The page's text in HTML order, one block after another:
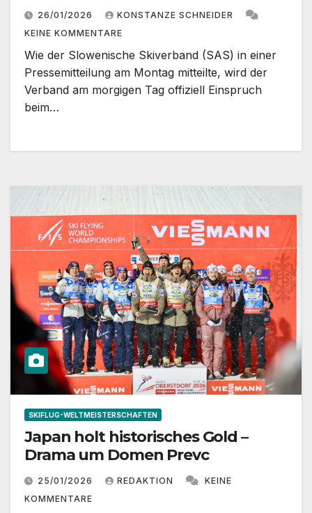
26/01/2026
KONSTANZE SCHNEIDER
KEINE KOMMENTARE
Wie der Slowenische Skiverband (SAS) in einer
Pressemitteilung am Montag mitteilte, wird der
Verband am morgigen Tag offiziell Einspruch
beim…
SKIFLUG-WELTMEISTERSCHAFTEN
Japan holt historisches Gold –
Drama um Domen Prevc
25/01/2026 REDAKTION
KEINE
KOMMENTARE